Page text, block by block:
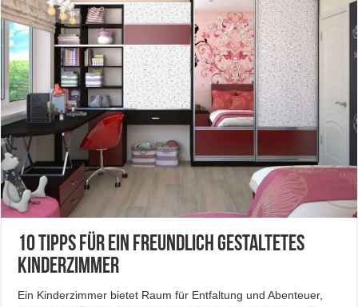
10 Tipps für ein freundlich gestaltetes
Kinderzimmer
Ein Kinderzimmer bietet Raum für Entfaltung und Abenteuer,